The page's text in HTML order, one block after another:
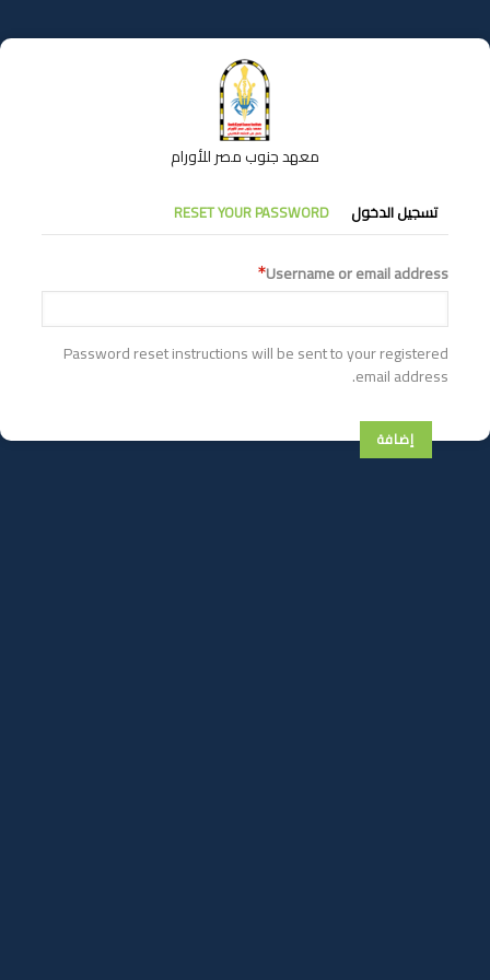
إلى
المحتوى
معهد جنوب مصر للأورام
التبويبات
الأساسية
تسجيل الدخول RESET YOUR PASSWORD
Username or email address
Password reset instructions will be sent to your registered
email address.